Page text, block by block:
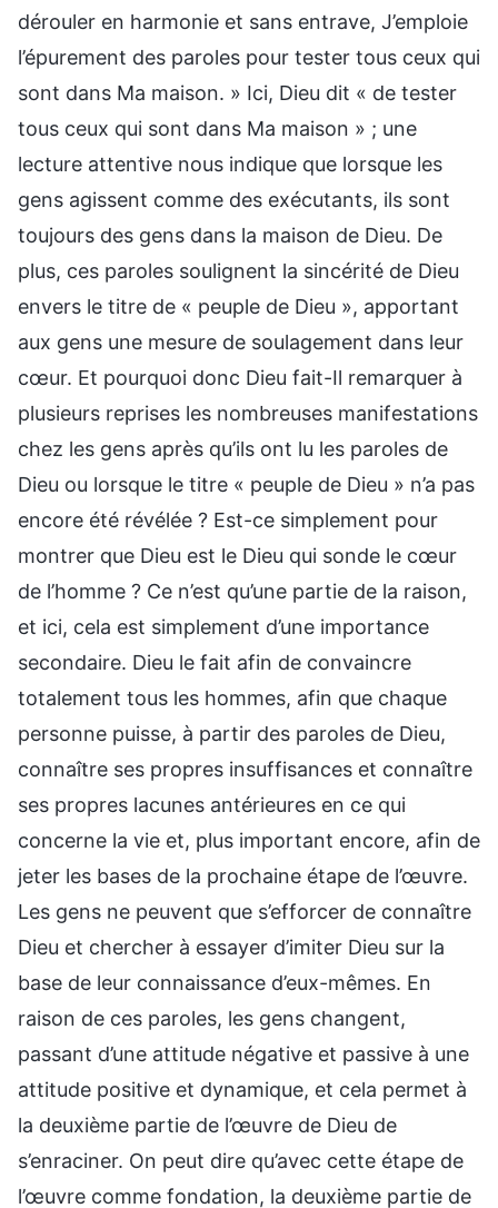
dérouler en harmonie et sans entrave, J’emploie
l’épurement des paroles pour tester tous ceux qui
sont dans Ma maison. » Ici, Dieu dit « de tester
tous ceux qui sont dans Ma maison » ; une
lecture attentive nous indique que lorsque les
gens agissent comme des exécutants, ils sont
toujours des gens dans la maison de Dieu. De
plus, ces paroles soulignent la sincérité de Dieu
envers le titre de « peuple de Dieu », apportant
aux gens une mesure de soulagement dans leur
cœur. Et pourquoi donc Dieu fait-Il remarquer à
plusieurs reprises les nombreuses manifestations
chez les gens après qu’ils ont lu les paroles de
Dieu ou lorsque le titre « peuple de Dieu » n’a pas
encore été révélée ? Est-ce simplement pour
montrer que Dieu est le Dieu qui sonde le cœur
de l’homme ? Ce n’est qu’une partie de la raison,
et ici, cela est simplement d’une importance
secondaire. Dieu le fait afin de convaincre
totalement tous les hommes, afin que chaque
personne puisse, à partir des paroles de Dieu,
connaître ses propres insuffisances et connaître
ses propres lacunes antérieures en ce qui
concerne la vie et, plus important encore, afin de
jeter les bases de la prochaine étape de l’œuvre.
Les gens ne peuvent que s’efforcer de connaître
Dieu et chercher à essayer d’imiter Dieu sur la
base de leur connaissance d’eux-mêmes. En
raison de ces paroles, les gens changent,
passant d’une attitude négative et passive à une
attitude positive et dynamique, et cela permet à
la deuxième partie de l’œuvre de Dieu de
s’enraciner. On peut dire qu’avec cette étape de
l’œuvre comme fondation, la deuxième partie de